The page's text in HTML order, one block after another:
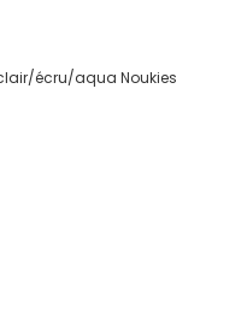
écru/aqua Noukies